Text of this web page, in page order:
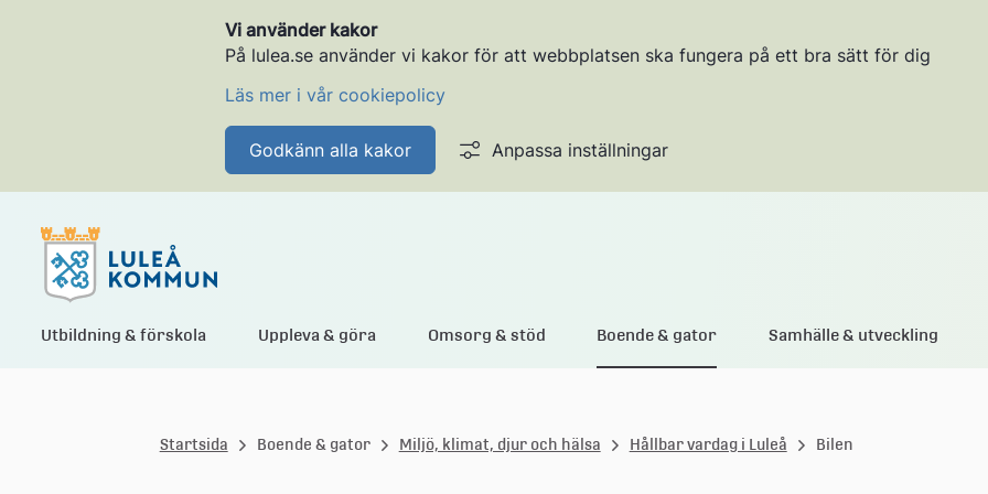
Vi använder kakor
På lulea.se använder vi kakor för att webbplatsen ska fungera på ett bra sätt för dig
Läs mer i vår cookiepolicy
Godkänn alla kakor Anpassa inställningar
L
Utbildning & förskola Uppleva & göra Omsorg & stöd Boende & gator Samhälle & utveckling
Startsida Boende & gator Miljö, klimat, djur och hälsa Hållbar vardag i Luleå Bilen